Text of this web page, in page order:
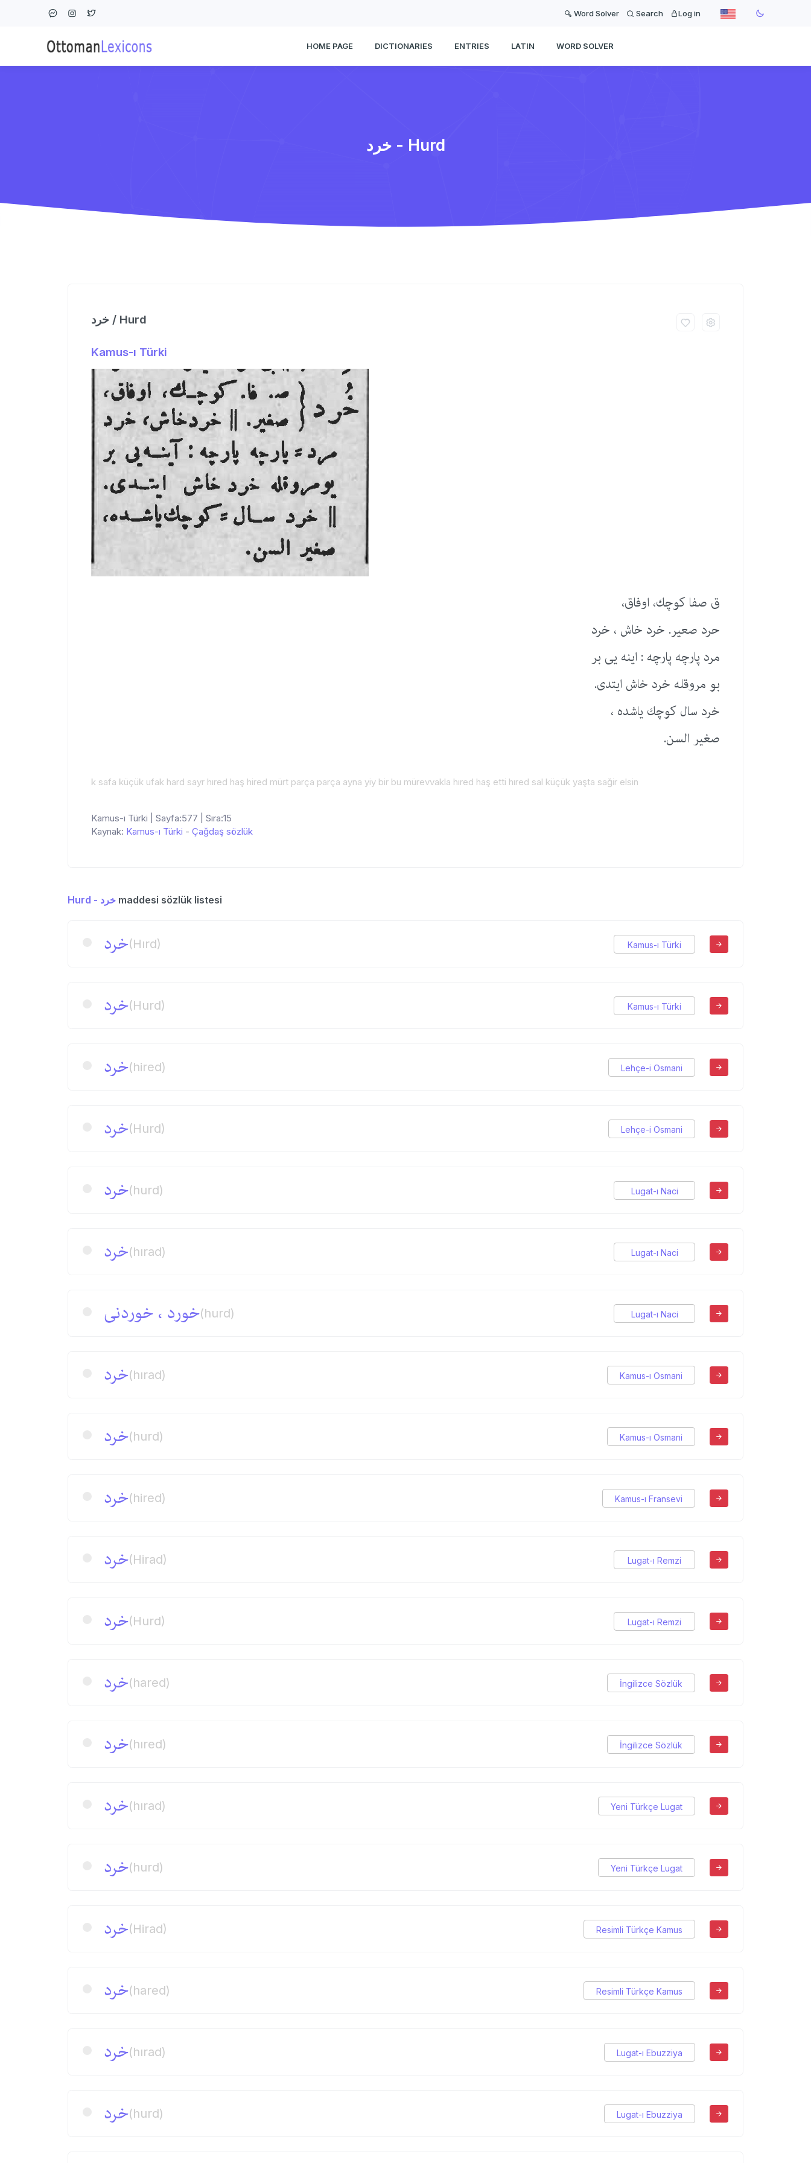
Word Solver Search Log in
HOME PAGE DICTIONARIES ENTRIES LATIN WORD SOLVER
خرد - Hurd
خرد / Hurd
Kamus-ı Türki
ق صفا كوچك، اوفاق،
حرد صعیر. خرد خاش ، خرد
مرد پارچه پارچه : اینه یی بر
بو مروقله خرد خاش ایتدی.
خرد سال كوچك یاشده ،
صغیر السن.
k safa küçük ufak hard sayr hıred haş hired mürt parça parça ayna yiy bir bu mürevvakla hıred haş etti hıred sal küçük yaşta sağir elsin
Kamus-ı Türki | Sayfa:577 | Sıra:15
Kaynak: Kamus-ı Türki - Çağdaş sözlük
Hurd - خرد maddesi sözlük listesi
خرد(Hırd) Kamus-ı Türki
خرد(Hurd) Kamus-ı Türki
خرد(hired) Lehçe-i Osmani
خرد(Hurd) Lehçe-i Osmani
خرد(hurd) Lugat-ı Naci
خرد(hırad) Lugat-ı Naci
خورد ، خوردنی(hurd) Lugat-ı Naci
خرد(hırad) Kamus-ı Osmani
خرد(hurd) Kamus-ı Osmani
خرد(hired) Kamus-ı Fransevi
خرد(Hirad) Lugat-ı Remzi
خرد(Hurd) Lugat-ı Remzi
خرد(hared) İngilizce Sözlük
خرد(hıred) İngilizce Sözlük
خرد(hırad) Yeni Türkçe Lugat
خرد(hurd) Yeni Türkçe Lugat
خرد(Hirad) Resimli Türkçe Kamus
خرد(hared) Resimli Türkçe Kamus
خرد(hırad) Lugat-ı Ebuzziya
خرد(hurd) Lugat-ı Ebuzziya